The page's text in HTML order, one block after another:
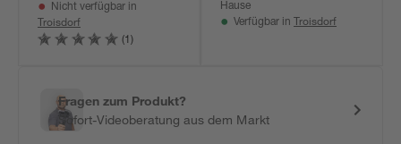
Nicht verfügbar in
Troisdorf
(1)
Hause
Verfügbar in Troisdorf
Fragen zum Produkt?
Sofort-Videoberatung aus dem Markt